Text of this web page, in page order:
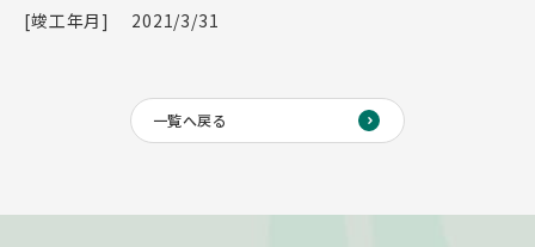
[竣工年月]
2021/3/31
一覧へ戻る